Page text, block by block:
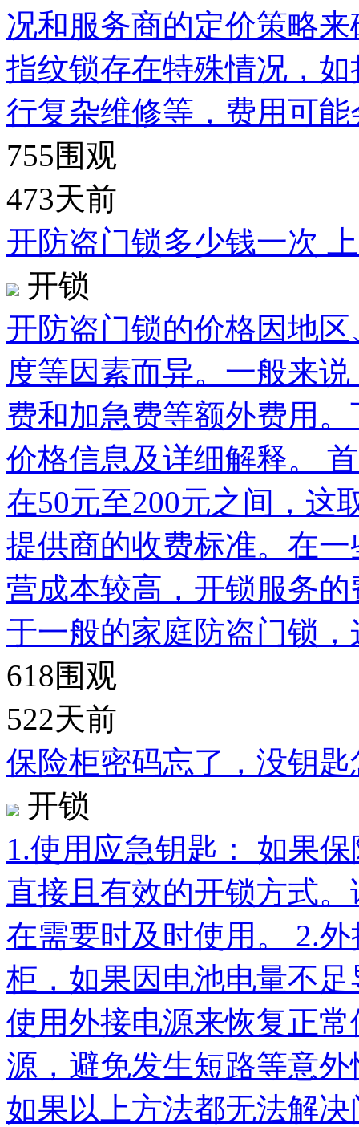
况和服务商的定价策略
指纹锁存在特殊情况，
行复杂维修等，费用可
755围观
473天前
开防盗门锁多少钱一次
开锁
开防盗门锁的价格因地
度等因素而异。一般来
费和加急费等额外费用
价格信息及详细解释。
在50元至200元之间，这
提供商的收费标准。在
营成本较高，开锁服务
于一般的家庭防盗门锁
618围观
522天前
保险柜密码忘了，没钥
开锁
1.使用应急钥匙： 如果
直接且有效的开锁方式
在需要时及时使用。 2.
柜，如果因电池电量不
使用外接电源来恢复正
源，避免发生短路等意
如果以上方法都无法解